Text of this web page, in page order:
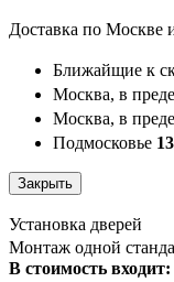
Доставка по Москве
Ближайщие к
Москва, в
Москва, в
Подмосковье
Установка дверей
Монтаж одной
В стоимость входит: